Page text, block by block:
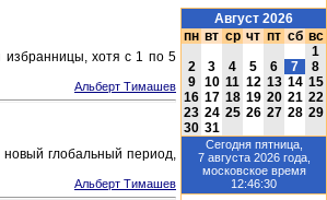
избранницы, хотя с 1 по 5
Альберт Тимашев
глобальный период,
Альберт Тимашев
Август 2026
пн вт ср чт пт сб вс
1
2
3 4 5 6 7
8
9
10 11 12 13 14 15
16 17 18 19 20 21 22
23 24 25 26 27 28 29
30 31
Сегодня пятница,
7 августа 2026года,
московское время
12:46:30